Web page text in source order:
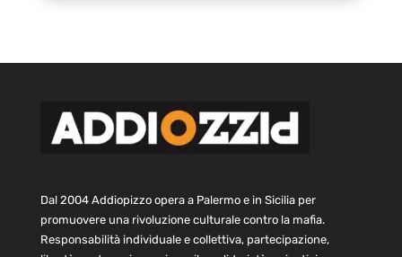
Dal 2004 Addiopizzo opera a Palermo e in Sicilia per
promuovere una rivoluzione culturale contro la mafia.
Responsabilità individuale e collettiva, partecipazione,